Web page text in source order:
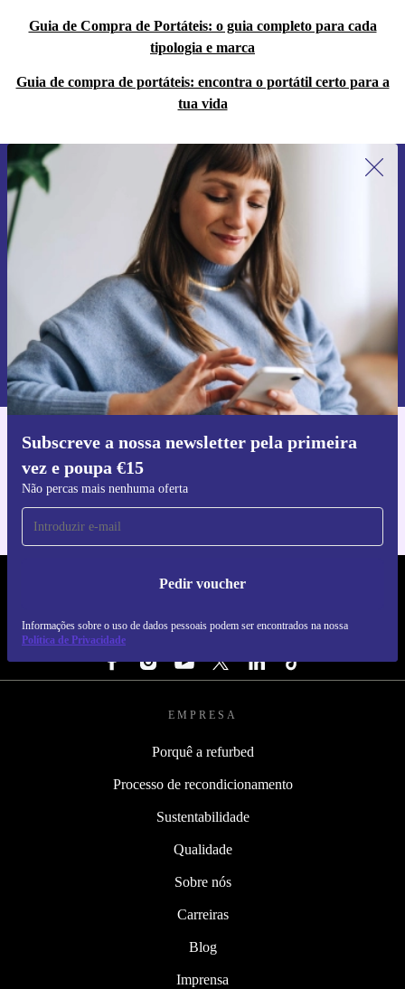
Guia de Compra de Portáteis: o guia completo para cada
tipologia e marca
Guia de compra de portáteis: encontra o portátil certo para a
tua vida
Subscreve a nossa newsletter pela primeira
vez e poupa €15
Não percas mais nenhuma oferta
Pedir voucher
Informações sobre o uso de dados pessoais podem ser encontrados na nossa
Política de Privacidade
Subscreve a nossa newsletter pela
primeira vez e poupa 15€!
Não percas mais nenhuma oferta.
Pedir voucher
Informações sobre o uso de dados pessoais podem ser encontrados na
nossa
Política de Privacidade.
Faz o download da app refurbed
Para iOS e Android
REFURBED PORTUGAL - RETHINK NEW.
SEGUE-NOS
EMPRESA
Porquê a refurbed
Processo de recondicionamento
Sustentabilidade
Qualidade
Sobre nós
Carreiras
Blog
Imprensa